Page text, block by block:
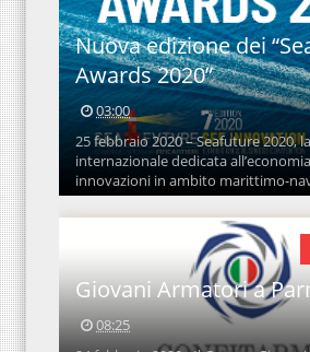
Nuova edizione dei
Awards 2020”
03:00
25 febbraio 2020 – Seafuture 2020,
internazionale dedicata
innovazioni in ambito marittimo-
Giovani Armatori a
08:25